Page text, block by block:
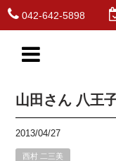
042-642-5898
山田さん 八王
2013/04/27
西村 二三美